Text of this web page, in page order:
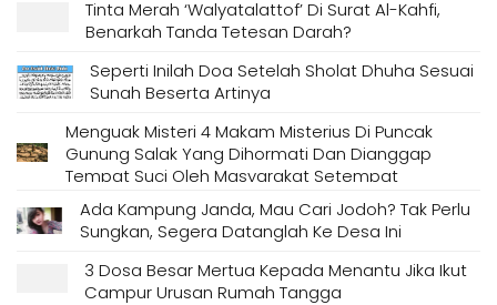
Tinta Merah ‘Walyatalattof’ Di Surat Al-Kahfi,
Benarkah Tanda Tetesan Darah?
Seperti Inilah Doa Setelah Sholat Dhuha Sesuai
Sunah Beserta Artinya
Menguak Misteri 4 Makam Misterius Di Puncak
Gunung Salak Yang Dihormati Dan Dianggap
Tempat Suci Oleh Masyarakat Setempat
Ada Kampung Janda, Mau Cari Jodoh? Tak Perlu
Sungkan, Segera Datanglah Ke Desa Ini
3 Dosa Besar Mertua Kepada Menantu Jika Ikut
Campur Urusan Rumah Tangga